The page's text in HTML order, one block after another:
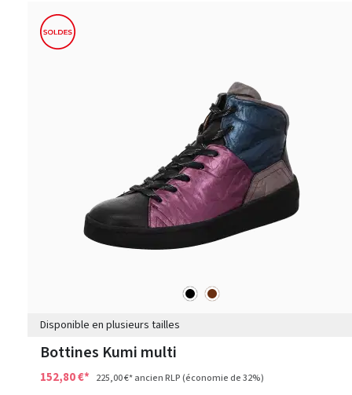
noir marron
Disponible en plusieurs tailles
Bottines Kumi multi
152,80 €* 225,00 €*ancien RLP(économie de 32%)